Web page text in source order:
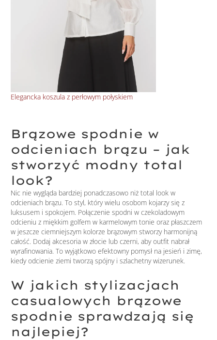
Elegancka koszula z perłowym połyskiem
Brązowe spodnie w
odcieniach brązu – jak
stworzyć modny total
look?
Nic nie wygląda bardziej ponadczasowo niż total look w
odcieniach brązu. To styl, który wielu osobom kojarzy się z
luksusem i spokojem. Połączenie spodni w czekoladowym
odcieniu z miękkim golfem w karmelowym tonie oraz płaszczem
w jeszcze ciemniejszym kolorze brązowym stworzy harmonijną
całość. Dodaj akcesoria w złocie lub czerni, aby outfit nabrał
wyrafinowania. To wyjątkowo efektowny pomysł na jesień i zimę,
kiedy odcienie ziemi tworzą spójny i szlachetny wizerunek.
W jakich stylizacjach
casualowych brązowe
spodnie sprawdzają się
najlepiej?